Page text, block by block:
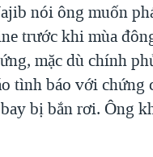
nói ông muốn
trước khi mùa
mặc dù chính
tình báo với chứng
bị bắn rơi. Ông